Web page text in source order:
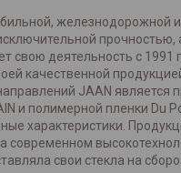
железнодорожной
свою деятельность с
качественной
JAAN является
и полимерной пленки
характеристики.
современном
свои стекла на